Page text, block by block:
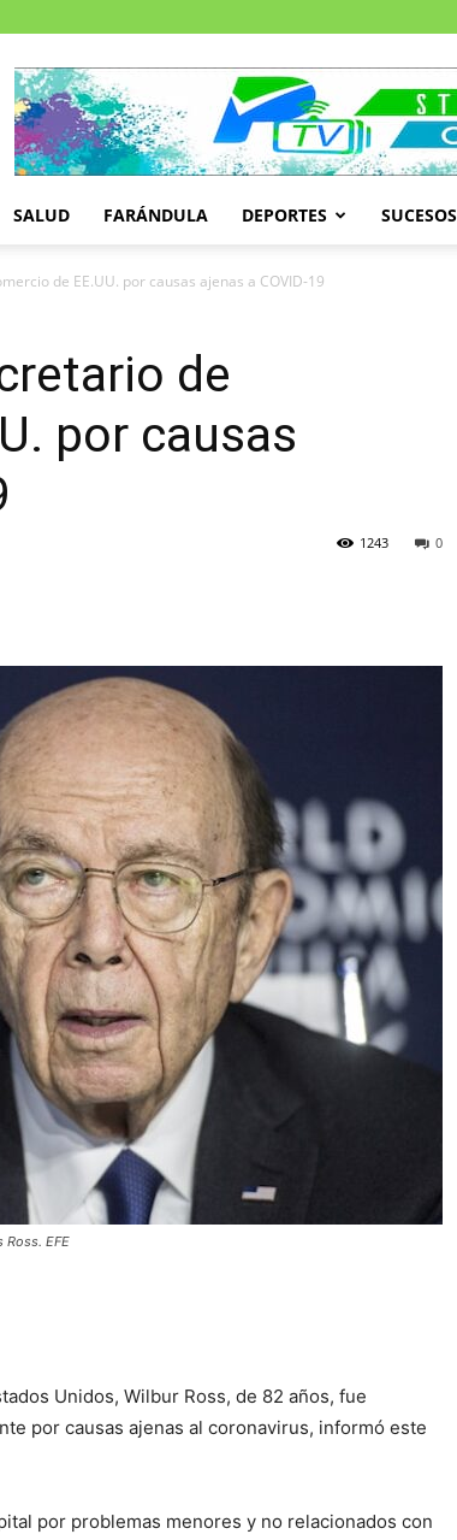
SALUD FARÁNDULA DEPORTES SUCESOS
de EE.UU. por causas ajenas a COVID-19
de
por causas
0
1243
Ross. EFE
Unidos, Wilbur Ross, de 82 años, fue
por causas ajenas al coronavirus, informó este
por problemas menores y no relacionados con